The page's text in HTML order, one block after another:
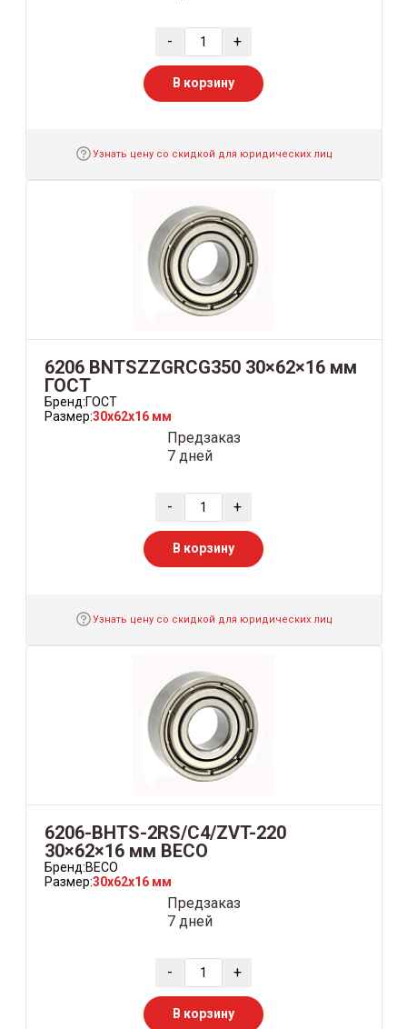
- +
В корзину
Узнать цену со скидкой для юридических лиц
6206 BNTSZZGRCG350 30×62×16 мм
ГОСТ
Бренд:ГОСТ
Размер:30x62x16 мм
Предзаказ
7 дней
- +
В корзину
Узнать цену со скидкой для юридических лиц
6206-BHTS-2RS/C4/ZVT-220
30×62×16 мм BECO
Бренд:BECO
Размер:30x62x16 мм
Предзаказ
7 дней
- +
В корзину